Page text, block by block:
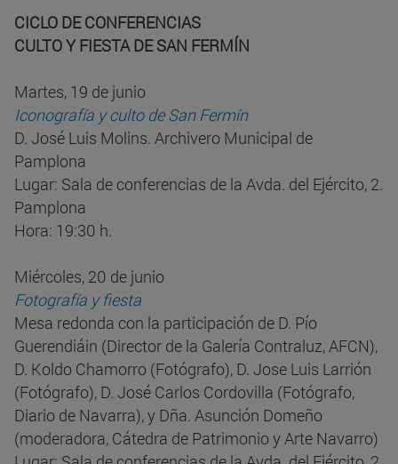
CICLO DE CONFERENCIAS
CULTO Y FIESTA DE SAN FERMÍN
Martes, 19 de junio
Iconografía y culto de San Fermín
D. José Luis Molins. Archivero Municipal de
Pamplona
Lugar: Sala de conferencias de la Avda. del Ejército, 2.
Pamplona
Hora: 19:30 h.
Miércoles, 20 de junio
Fotografía y fiesta
Mesa redonda con la participación de D. Pío
Guerendiáin (Director de la Galería Contraluz, AFCN),
D. Koldo Chamorro (Fotógrafo), D. Jose Luis Larrión
(Fotógrafo), D. José Carlos Cordovilla (Fotógrafo,
Diario de Navarra), y Dña. Asunción Domeño
(moderadora, Cátedra de Patrimonio y Arte Navarro)